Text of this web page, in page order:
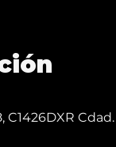
C1426DXR